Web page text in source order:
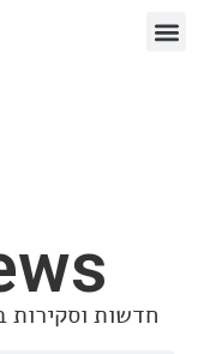
בנושא
וקולנוע